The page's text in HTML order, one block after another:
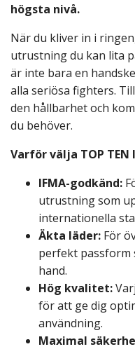
högsta nivå.
När du kliver in i
utrustning du kan lita
är inte bara en
alla seriösa fighters.
den hållbarhet och
du behöver.
Varför välja TOP TEN
IFMA-godkänd:
utrustning som
internationella
Äkta läder: För
perfekt passform
hand.
Hög kvalitet:
för att ge dig
användning.
Maximal